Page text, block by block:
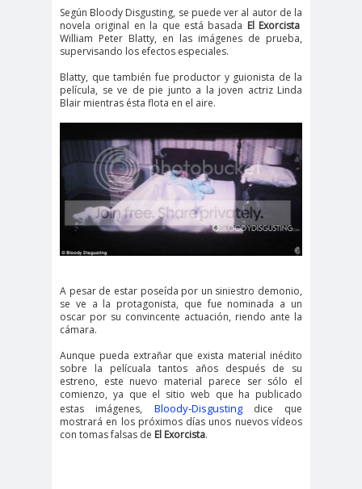
Según Bloody Disgusting, se puede ver al autor de la
novela original en la que está basada El Exorcista
William Peter Blatty, en las imágenes de prueba,
supervisando los efectos especiales.
Blatty, que también fue productor y guionista de la
película, se ve de pie junto a la joven actriz Linda
Blair mientras ésta flota en el aire.
A pesar de estar poseída por un siniestro demonio,
se ve a la protagonista, que fue nominada a un
oscar por su convincente actuación, riendo ante la
cámara.
Aunque pueda extrañar que exista material inédito
sobre la pelícuala tantos años después de su
estreno, este nuevo material parece ser sólo el
comienzo, ya que el sitio web que ha publicado
estas imágenes, Bloody-Disgustingdice que
mostrará en los próximos días unos nuevos vídeos
con tomas falsas de El Exorcista.